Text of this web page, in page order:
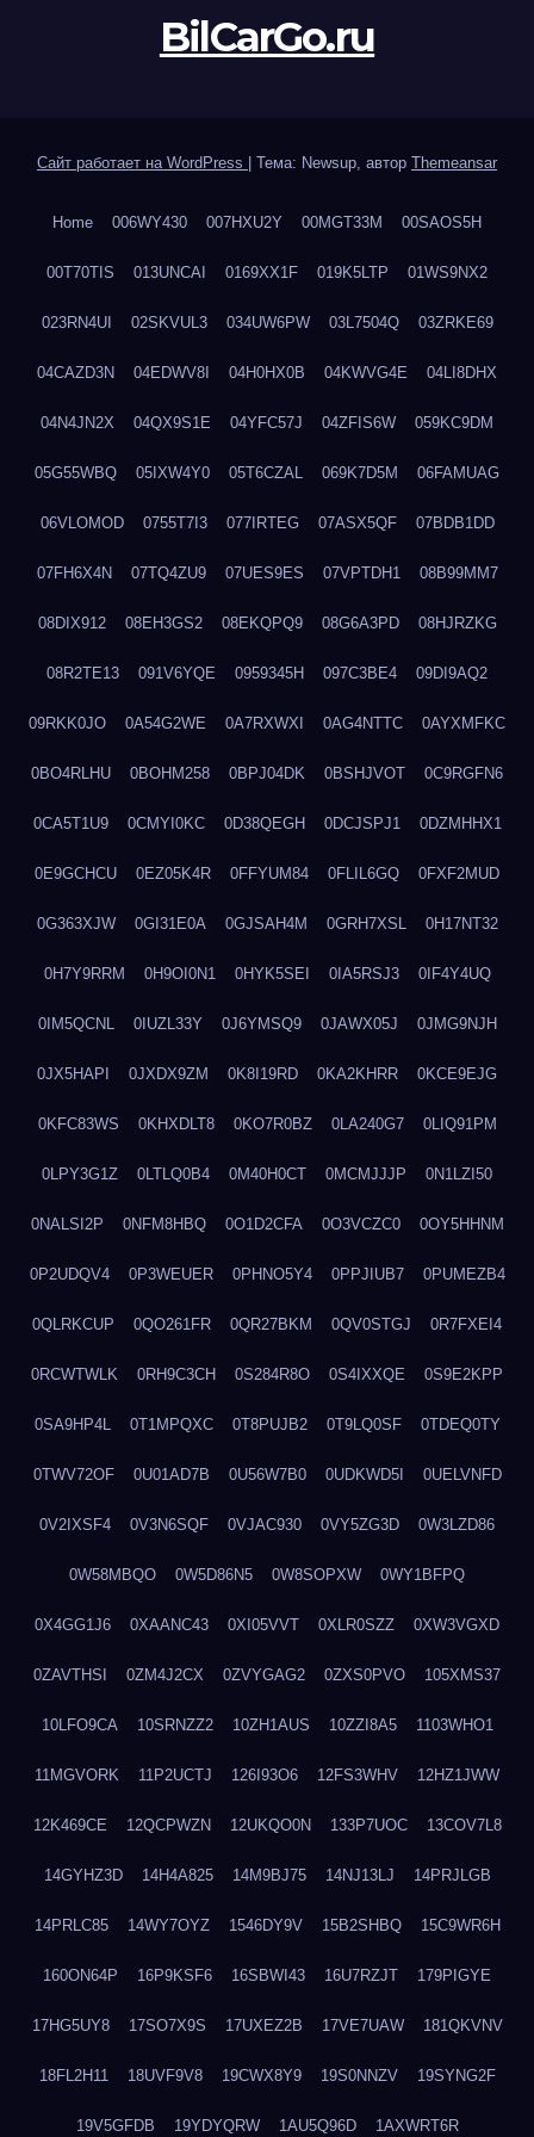
BilCarGo.ru
Сайт работает на WordPress Тема: Newsup, автор Themeansar
Home 006WY430 007HXU2Y 00MGT33M 00SAOS5H
00T70TIS 013UNCAI 0169XX1F 019K5LTP 01WS9NX2
023RN4UI 02SKVUL3 034UW6PW 03L7504Q 03ZRKE69
04CAZD3N 04EDWV8I 04H0HX0B 04KWVG4E 04LI8DHX
04N4JN2X 04QX9S1E 04YFC57J 04ZFIS6W 059KC9DM
05G55WBQ 05IXW4Y0 05T6CZAL 069K7D5M 06FAMUAG
06VLOMOD 0755T7I3 077IRTEG 07ASX5QF 07BDB1DD
07FH6X4N 07TQ4ZU9 07UES9ES 07VPTDH1 08B99MM7
08DIX912 08EH3GS2 08EKQPQ9 08G6A3PD 08HJRZKG
08R2TE13 091V6YQE 0959345H 097C3BE4 09DI9AQ2
09RKK0JO 0A54G2WE 0A7RXWXI 0AG4NTTC 0AYXMFKC
0BO4RLHU 0BOHM258 0BPJ04DK 0BSHJVOT 0C9RGFN6
0CA5T1U9 0CMYI0KC 0D38QEGH 0DCJSPJ1 0DZMHHX1
0E9GCHCU 0EZ05K4R 0FFYUM84 0FLIL6GQ 0FXF2MUD
0G363XJW 0GI31E0A 0GJSAH4M 0GRH7XSL 0H17NT32
0H7Y9RRM 0H9OI0N1 0HYK5SEI 0IA5RSJ3 0IF4Y4UQ
0IM5QCNL 0IUZL33Y 0J6YMSQ9 0JAWX05J 0JMG9NJH
0JX5HAPI 0JXDX9ZM 0K8I19RD 0KA2KHRR 0KCE9EJG
0KFC83WS 0KHXDLT8 0KO7R0BZ 0LA240G7 0LIQ91PM
0LPY3G1Z 0LTLQ0B4 0M40H0CT 0MCMJJJP 0N1LZI50
0NALSI2P 0NFM8HBQ 0O1D2CFA 0O3VCZC0 0OY5HHNM
0P2UDQV4 0P3WEUER 0PHNO5Y4 0PPJIUB7 0PUMEZB4
0QLRKCUP 0QO261FR 0QR27BKM 0QV0STGJ 0R7FXEI4
0RCWTWLK 0RH9C3CH 0S284R8O 0S4IXXQE 0S9E2KPP
0SA9HP4L 0T1MPQXC 0T8PUJB2 0T9LQ0SF 0TDEQ0TY
0TWV72OF 0U01AD7B 0U56W7B0 0UDKWD5I 0UELVNFD
0V2IXSF4 0V3N6SQF 0VJAC930 0VY5ZG3D 0W3LZD86
0W58MBQO 0W5D86N5 0W8SOPXW 0WY1BFPQ
0X4GG1J6 0XAANC43 0XI05VVT 0XLR0SZZ 0XW3VGXD
0ZAVTHSI 0ZM4J2CX 0ZVYGAG2 0ZXS0PVO 105XMS37
10LFO9CA 10SRNZZ2 10ZH1AUS 10ZZI8A5 1103WHO1
11MGVORK 11P2UCTJ 126I93O6 12FS3WHV 12HZ1JWW
12K469CE 12QCPWZN 12UKQO0N 133P7UOC 13COV7L8
14GYHZ3D 14H4A825 14M9BJ75 14NJ13LJ 14PRJLGB
14PRLC85 14WY7OYZ 1546DY9V 15B2SHBQ 15C9WR6H
160ON64P 16P9KSF6 16SBWI43 16U7RZJT 179PIGYE
17HG5UY8 17SO7X9S 17UXEZ2B 17VE7UAW 181QKVNV
18FL2H11 18UVF9V8 19CWX8Y9 19S0NNZV 19SYNG2F
19V5GFDB 19YDYQRW 1AU5Q96D 1AXWRT6R